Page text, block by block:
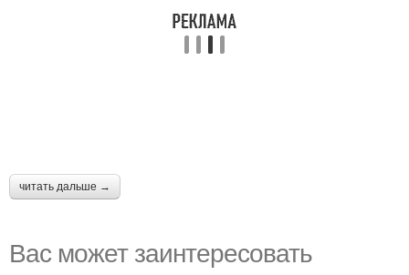
читать дальше →
Вас может заинтересовать